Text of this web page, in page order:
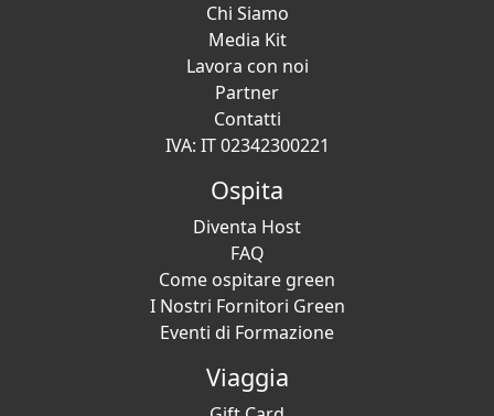
Chi Siamo
Media Kit
Lavora con noi
Partner
Contatti
IVA: IT 02342300221
Ospita
Diventa Host
FAQ
Come ospitare green
I Nostri Fornitori Green
Eventi di Formazione
Viaggia